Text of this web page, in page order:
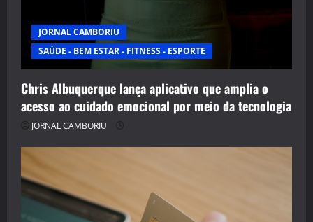
JORNAL CAMBORIU
SAÚDE - BEM ESTAR - FITNESS - ESPORTE
Chris Albuquerque lança aplicativo que amplia o
acesso ao cuidado emocional por meio da tecnologia
JORNAL CAMBORIU